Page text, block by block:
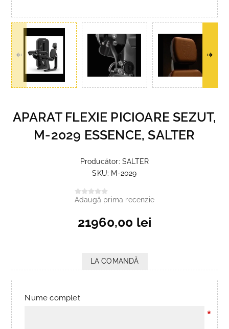
APARAT FLEXIE PICIOARE SEZUT,
M-2029 ESSENCE, SALTER
Producător: SALTER
SKU: M-2029
Adaugă prima recenzie
21960,00 lei
LA COMANDĂ
Nume complet
*